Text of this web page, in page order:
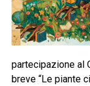
partecipazione al
breve “Le piante